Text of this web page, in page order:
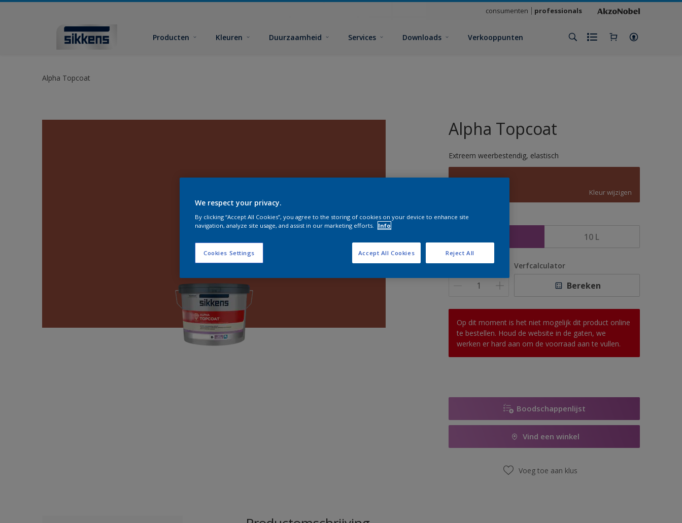
consumenten professionals
Producten Kleuren Duurzaamheid Services Downloads Verkooppunten
Alpha Topcoat
Alpha Topcoat
Extreem weerbestendig, elastisch
C5.39.34
Kleur wijzigen
Grootte
10 L
Aantal Verfcalculator
Bereken
Op dit moment is het niet mogelijk dit product online
te bestellen. Houd de website in de gaten, we
werken er hard aan om de voorraad aan te vullen.
Boodschappenlijst
Vind een winkel
Voeg toe aan klus
We respect your privacy.
By clicking “Accept All Cookies”, you agree to the storing of cookies on your device to enhance site
navigation, analyze site usage, and assist in our marketing efforts.
Info
Cookies Settings Reject All
Accept All Cookies